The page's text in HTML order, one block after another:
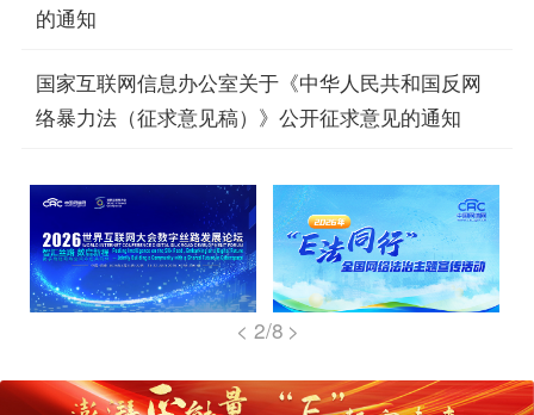
的通知
国家互联网信息办公室关于《中华人民共和国反网
络暴力法（征求意见稿）》公开征求意见的通知
< 2/8 >